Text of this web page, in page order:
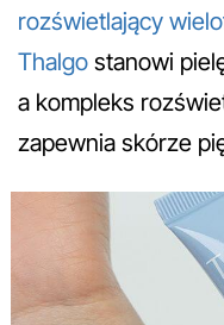
rozświetlający
Thalgo stanowi
a kompleks
zapewnia skórze